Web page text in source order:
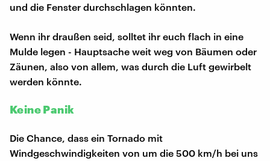
und die Fenster durchschlagen könnten.
Wenn ihr draußen seid, solltet ihr euch flach in eine
Mulde legen - Hauptsache weit weg von Bäumen oder
Zäunen, also von allem, was durch die Luft gewirbelt
werden könnte.
Keine Panik
Die Chance, dass ein Tornado mit
Windgeschwindigkeiten von um die 500 km/h bei uns